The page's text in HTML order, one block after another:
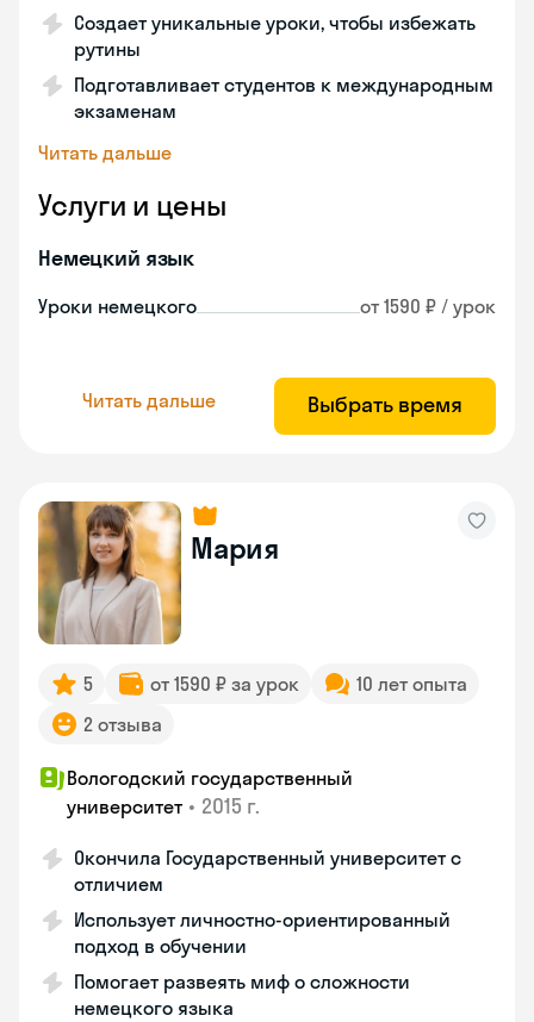
Создает уникальные уроки, чтобы избежать
рутины
Подготавливает студентов к международным
экзаменам
Читать дальше
Услуги и цены
Немецкий язык
Уроки немецкого от 1590 ₽ / урок
Читать дальше Выбрать время
Мария
5 от 1590 ₽ за урок
10 лет опыта
2 отзыва
Вологодский государственный
университет • 2015 г.
Окончила Государственный университет с
отличием
Использует личностно-ориентированный
подход в обучении
Помогает развеять миф о сложности
немецкого языка